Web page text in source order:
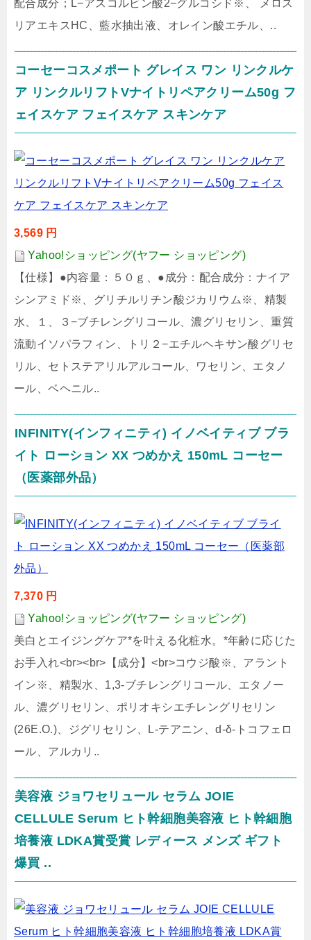
配合成分；L−アスコルビン酸2−グルコシド※、 メロス
リアエキスHC、藍水抽出液、オレイン酸エチル、..
コーセーコスメポート グレイス ワン リンクルケ
ア リンクルリフトVナイトリペアクリーム50g フ
ェイスケア フェイスケア スキンケア
3,569 円
Yahoo!ショッピング(ヤフー ショッピング)
【仕様】●内容量：５０ｇ、●成分：配合成分：ナイア
シンアミド※、グリチルリチン酸ジカリウム※、精製
水、１、３−ブチレングリコール、濃グリセリン、重質
流動イソパラフィン、トリ２−エチルヘキサン酸グリセ
リル、セトステアリルアルコール、ワセリン、エタノ
ール、ベヘニル..
INFINITY(インフィニティ) イノベイティブ ブラ
イト ローション XX つめかえ 150mL コーセー
（医薬部外品）
7,370 円
Yahoo!ショッピング(ヤフー ショッピング)
美白とエイジングケア*を叶える化粧水。*年齢に応じた
お手入れ<br><br>【成分】<br>コウジ酸※、アラント
イン※、精製水、1,3-ブチレングリコール、エタノー
ル、濃グリセリン、ポリオキシエチレングリセリン
(26E.O.)、ジグリセリン、L-テアニン、d-δ-トコフェロ
ール、アルカリ..
美容液 ジョワセリュール セラム JOIE
CELLULE Serum ヒト幹細胞美容液 ヒト幹細胞
培養液 LDKA賞受賞 レディース メンズ ギフト
爆買 ..